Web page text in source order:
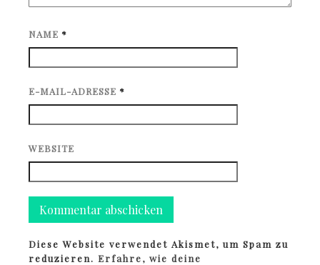
NAME *
E-MAIL-ADRESSE *
WEBSITE
Diese Website verwendet Akismet, um Spam zu
reduzieren.Erfahre, wie deine